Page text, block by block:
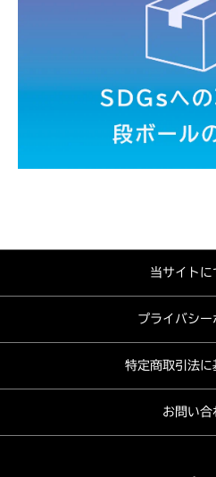
当サイトに
プライバシー
特定商取引法に
お問い合